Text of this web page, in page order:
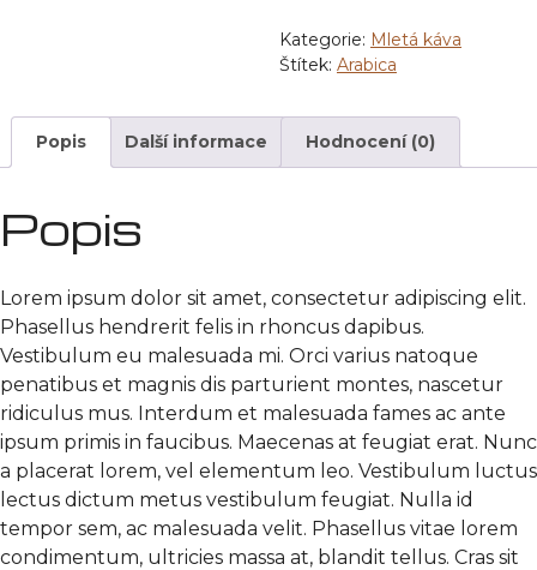
Kategorie: Mletá káva
Štítek: Arabica
Popis Další informace Hodnocení (0)
Popis
Lorem ipsum dolor sit amet, consectetur adipiscing elit.
Phasellus hendrerit felis in rhoncus dapibus.
Vestibulum eu malesuada mi. Orci varius natoque
penatibus et magnis dis parturient montes, nascetur
ridiculus mus. Interdum et malesuada fames ac ante
ipsum primis in faucibus. Maecenas at feugiat erat. Nunc
a placerat lorem, vel elementum leo. Vestibulum luctus
lectus dictum metus vestibulum feugiat. Nulla id
tempor sem, ac malesuada velit. Phasellus vitae lorem
condimentum, ultricies massa at, blandit tellus. Cras sit